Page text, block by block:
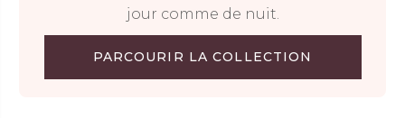
jour comme de nuit.
PARCOURIR LA COLLECTION